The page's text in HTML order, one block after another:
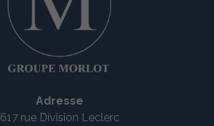
Adresse
617 rue Division Leclerc